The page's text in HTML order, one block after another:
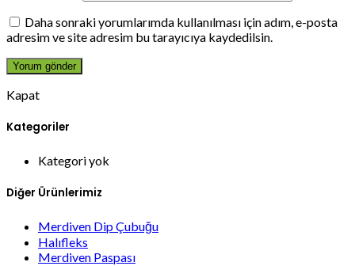
Daha sonraki yorumlarımda kullanılması için adım, e-posta
adresim ve site adresim bu tarayıcıya kaydedilsin.
Kapat
Kategoriler
Kategori yok
Diğer Ürünlerimiz
Merdiven Dip Çubuğu
Halıfleks
Merdiven Paspası